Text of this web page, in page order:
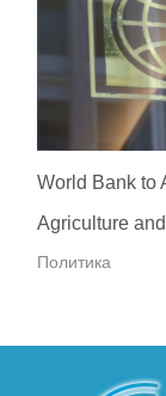
World Bank to
Agriculture
Политика